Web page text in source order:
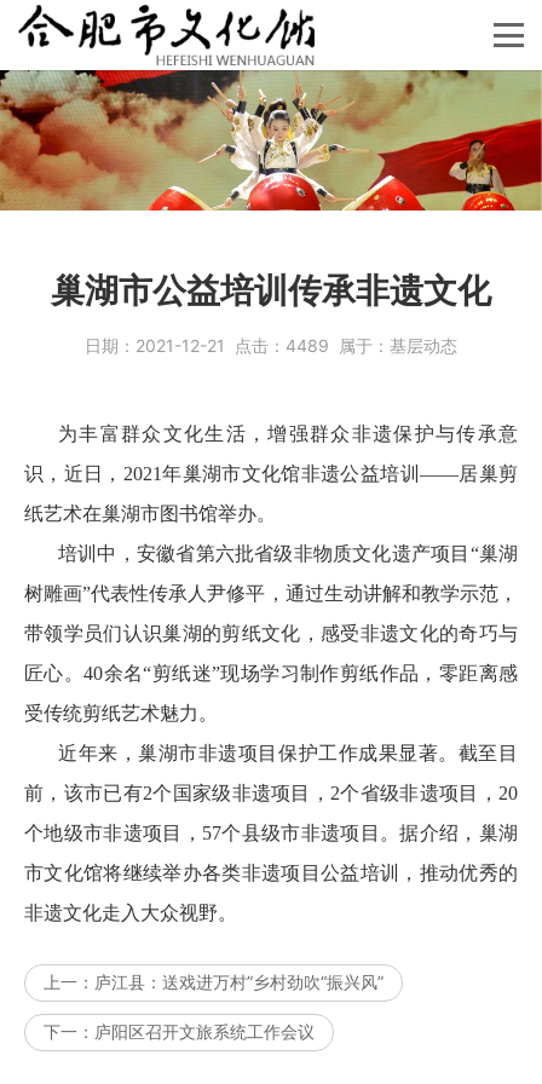
巢湖市公益培训传承非遗文化
日期： 2021-12-21 点击： 4489 属于： 基层动态
为丰富群众文化生活，增强群众非遗保护与传承意
识，近日，2021年巢湖市文化馆非遗公益培训――居巢剪
纸艺术在巢湖市图书馆举办。
培训中，安徽省第六批省级非物质文化遗产项目“巢湖
树雕画”代表性传承人尹修平，通过生动讲解和教学示范，
带领学员们认识巢湖的剪纸文化，感受非遗文化的奇巧与
匠心。40余名“剪纸迷”现场学习制作剪纸作品，零距离感
受传统剪纸艺术魅力。
近年来，巢湖市非遗项目保护工作成果显著。截至目
前，该市已有2个国家级非遗项目，2个省级非遗项目，20
个地级市非遗项目，57个县级市非遗项目。据介绍，巢湖
市文化馆将继续举办各类非遗项目公益培训，推动优秀的
非遗文化走入大众视野。
上一： 庐江县：送戏进万村”乡村劲吹“振兴风”
下一： 庐阳区召开文旅系统工作会议